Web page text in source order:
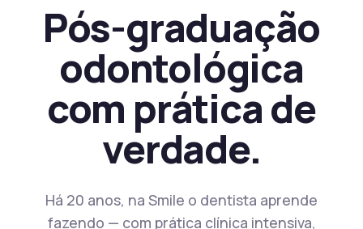
Pós-graduação
odontológica
com prática de
verdade.
Há 20 anos, na Smile o dentista aprende
fazendo — com prática clínica intensiva,